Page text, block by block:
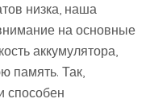
низка, наша
на основные
аккумулятора,
память. Так,
способен